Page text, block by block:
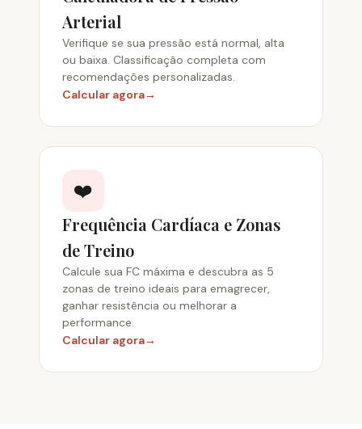
Arterial
Verifique se sua pressão está normal, alta
ou baixa. Classificação completa com
recomendações personalizadas.
Calcular agora
❤️
Frequência Cardíaca e Zonas
de Treino
Calcule sua FC máxima e descubra as 5
zonas de treino ideais para emagrecer,
ganhar resistência ou melhorar a
performance.
Calcular agora